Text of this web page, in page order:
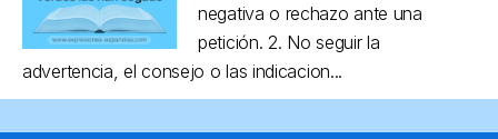
negativa o rechazo ante una
petición. 2. No seguir la
advertencia, el consejo o las indicacion...